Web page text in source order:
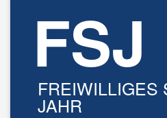
FSJ
FREIWILLIGES
JAHR